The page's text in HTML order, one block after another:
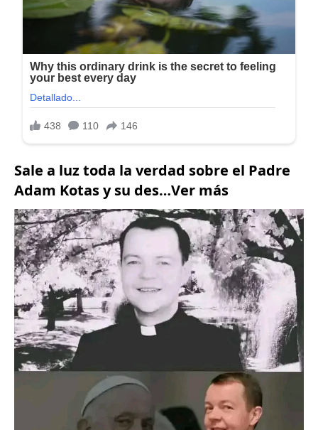
Sale a luz toda la verdad sobre el Padre
Adam Kotas y su des…Ver más